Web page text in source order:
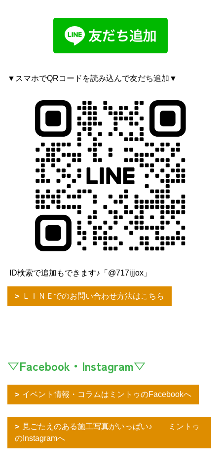
▼スマホでQRコードを読み込んで友だち追加▼
ID検索で追加もできます♪「@717ijjox」
ＬＩＮＥでのお問い合わせ方法はこちら
▽Facebook・Instagram▽
イベント情報・コラムはミントゥのFacebookへ
見ごたえのある施工写真がいっぱい♪ ミントゥ
のInstagramへ